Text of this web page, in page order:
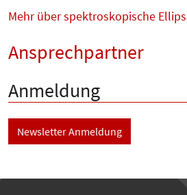
Mehr über spektroskopische
Ansprechpartner
Anmeldung
Newsletter Anmeldung